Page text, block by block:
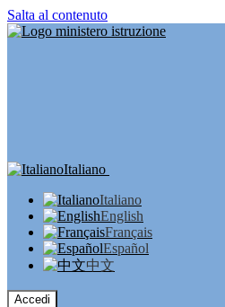
Salta al contenuto
Italiano
Italiano
English
Français
Español
中文
Accedi